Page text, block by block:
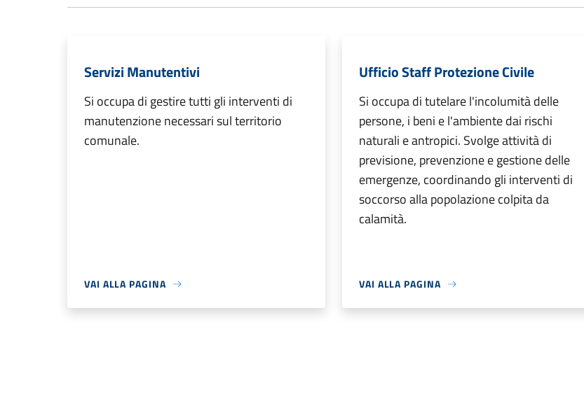
Servizi Manutentivi
Si occupa di gestire tutti gli interventi di
manutenzione necessari sul territorio
comunale.
VAI ALLA PAGINA
Ufficio Staff Protezione Civile
Si occupa di tutelare l'incolumità delle
persone, i beni e l'ambiente dai rischi
naturali e antropici. Svolge attività di
previsione, prevenzione e gestione delle
emergenze, coordinando gli interventi di
soccorso alla popolazione colpita da
calamità.
VAI ALLA PAGINA